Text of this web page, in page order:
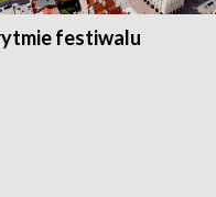
festiwalu